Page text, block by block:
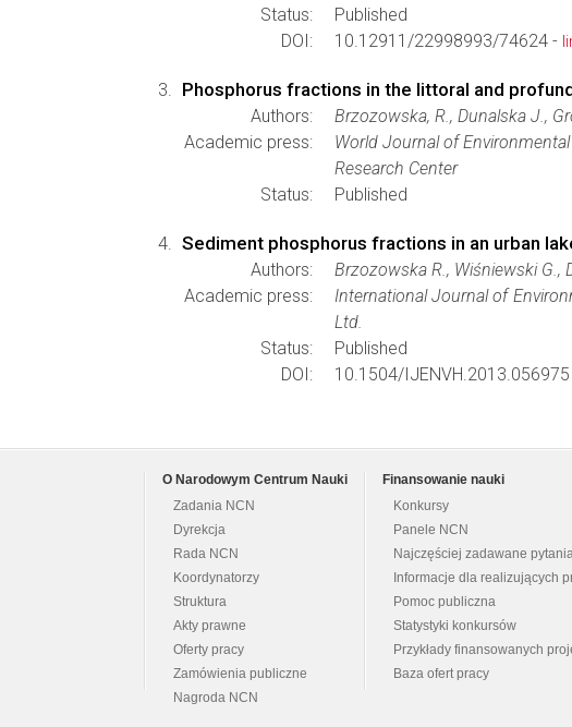
Status:
Published
DOI:
10.12911/22998993/74624 -
Phosphorus fractions in the littoral and
Authors:
Brzozowska, R., Dunalska J.,
Academic press:
World Journal of
Research Center
Status:
Published
Sediment phosphorus fractions in an urban
Authors:
Brzozowska R., Wiśniewski G.,
Academic press:
International Journal of
Ltd.
Status:
Published
DOI:
10.1504/IJENVH.2013.056975
O Narodowym Centrum Nauki
Zadania NCN
Dyrekcja
Rada NCN
Koordynatorzy
Struktura
Akty prawne
Oferty pracy
Zamówienia publiczne
Nagroda NCN
Finansowanie nauki
Konkursy
Panele NCN
Najczęściej zadawane pytania
Informacje dla realizujących
Pomoc publiczna
Statystyki konkursów
Przykłady finansowanych
Baza ofert pracy